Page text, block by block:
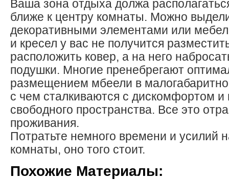
Ваша зона отдыха должа
ближе к центру комнаты. Можно
декоративными элементами или
и кресел у вас не получится
расположить ковер, а на него
подушки. Многие пренебрегают
размещением мбеели в
с чем сталкиваются с дискомфортом и
свободного пространства. Все это
проживания.
Потратьте немного времени и усилий
комнаты, оно того стоит.
Похожие Материалы: